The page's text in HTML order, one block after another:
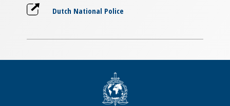
Dutch National Police